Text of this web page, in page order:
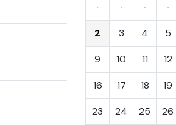
·
· · ·
2 3 4 5
9 10 11 12
16 17 18 19
23 24 25 26